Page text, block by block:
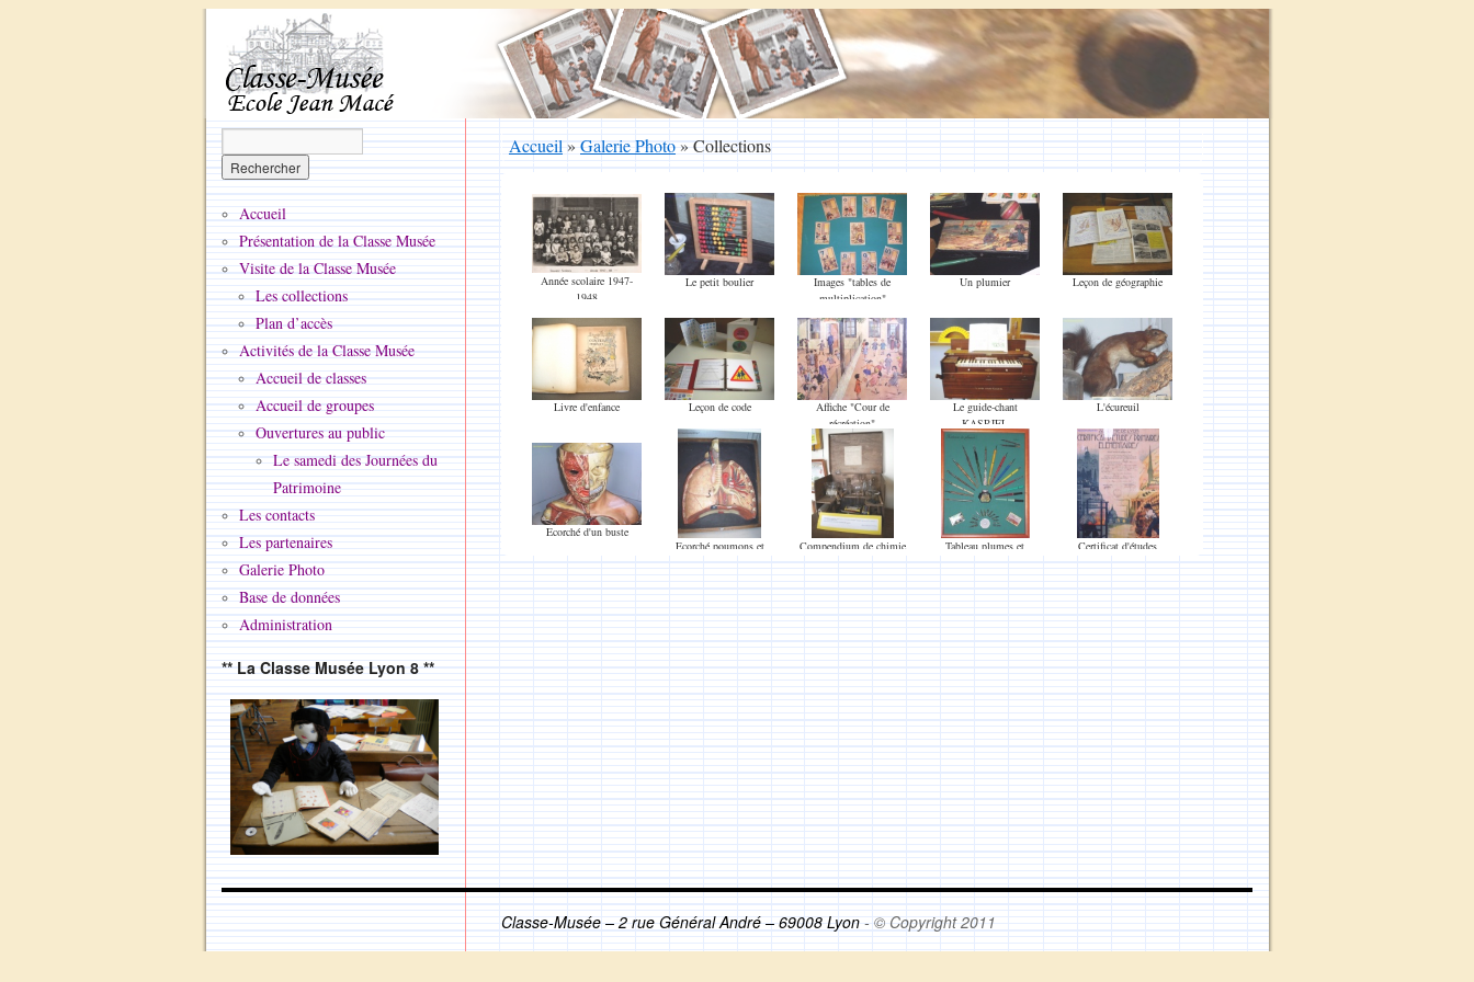
Accueil»Galerie Photo»Collections
Année scolaire 1947-
1948
Le petit boulier
Images "tables de
multiplication"
Un plumier Leçon de géographie
Livre d'enfance Leçon de code
Affiche "Cour de
récréation"
Le guide-chant
KASRIEL
L'écureuil
Ecorché d'un buste
Ecorché poumons et
coeur
Compendium de chimie
Tableau plumes et
portes-plumes
Certificat d'études
primaires
Accueil
Présentation de la Classe Musée
Visite de la Classe Musée
Les collections
Plan d’accès
Activités de la Classe Musée
Accueil de classes
Accueil de groupes
Ouvertures au public
Le samedi des Journées du
Patrimoine
Les contacts
Les partenaires
Galerie Photo
Base de données
Administration
** La Classe Musée Lyon 8 **
Classe-Musée – 2 rue Général André – 69008 Lyon- © Copyright 2011